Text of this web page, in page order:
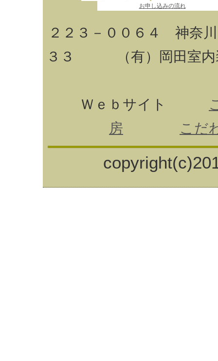
お申し込みの流れ
２２３－００６４ 神奈
３３ （有）岡田室
Ｗｅｂサイト
房
こだ